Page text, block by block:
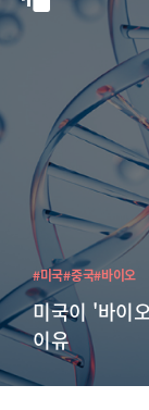
미국이 '바이
이유
#미국#중국#바이오